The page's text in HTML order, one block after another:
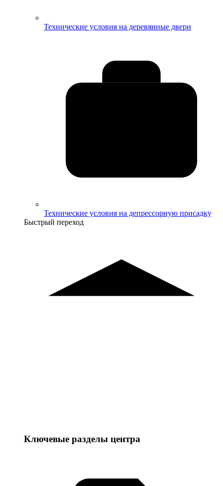
Технические условия на деревянные двери
Технические условия на депрессорную присадку
Быстрый переход
Ключевые разделы центра